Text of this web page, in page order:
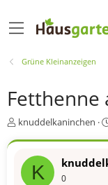
Grüne Kleinanzeigen
Fetthenne
E
e
knuddelkaninchen
K 0